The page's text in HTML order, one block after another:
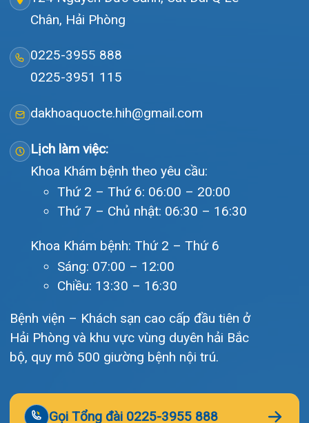
Tra cứu hóa đơn
Giới thiệu
Lịch khám
Hướng dẫn khám
Văn bản pháp quy
Tin tức
Liên hệ
© Bệnh viện đa khoa Quốc tế Hải Phòng - HIH. All rights
reserved